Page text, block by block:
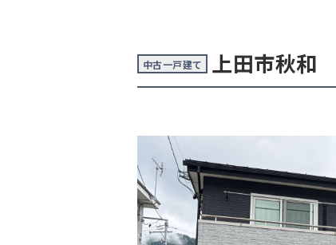
中古一戸建て 上田市秋和